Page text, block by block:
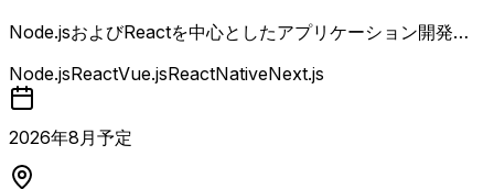
Node.jsおよびReactを中心としたアプリケーション開発案
およびアプリの設計・開発・テストを担当します。 PMやP
dMとシステム開発方針について議論・連携しながら、UI/U
X改善、既存コードのリファクタリングやパフォーマンスチ
ューニング、生成AIを活用した開発や機能提案など、フル
サイクルでプロダクト開発に関わるポジションです。 小規
Node.jsReactVue.jsReactNativeNext.js
2026年8 月予定